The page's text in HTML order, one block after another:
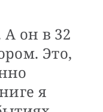
А он в 32
Это,
я